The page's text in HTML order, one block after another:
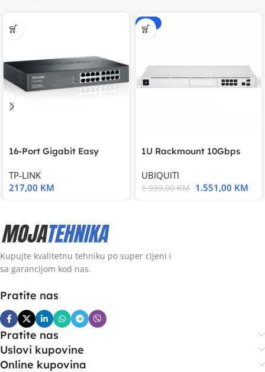
16-Port Gigabit Easy
TP-LINK
217,00 KM
-20%
1U Rackmount 10Gbps
UBIQUITI
1.939,00KM 1.551,00 KM
Kupujte kvalitetnu tehniku po super cijeni i
sa garancijom kod nas.
Pratite nas
Pratite nas
Uslovi kupovine
Online kupovina